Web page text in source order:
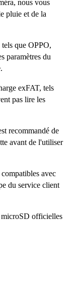
nous vous
pluie et de la
que OPPO,
paramètres du
exFAT, tels
pas lire les
recommandé de
avant de l'utiliser
avec
du service client
microSD officielles